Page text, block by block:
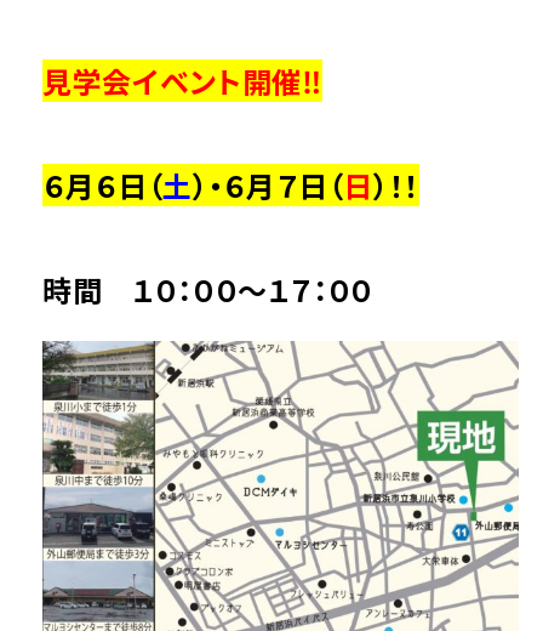
見学会イベント開催‼
６月６日（土）・６月７日（日）！！
時間 １０：００～１７：００